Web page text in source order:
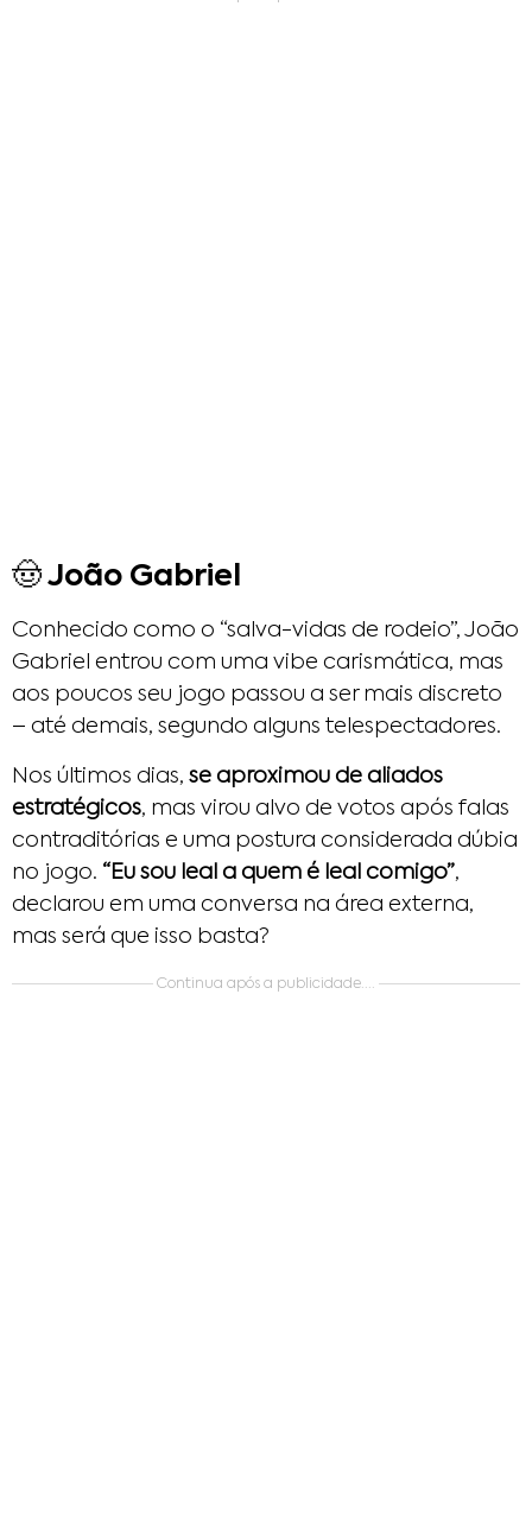
🤠 João Gabriel
Conhecido como o “salva-vidas de rodeio”, João
Gabriel entrou com uma vibe carismática, mas
aos poucos seu jogo passou a ser mais discreto
– até demais, segundo alguns telespectadores.
Nos últimos dias, se aproximou de aliados
estratégicos, mas virou alvo de votos após falas
contraditórias e uma postura considerada dúbia
no jogo. “Eu sou leal a quem é leal comigo”,
declarou em uma conversa na área externa,
mas será que isso basta?
Continua após a publicidade....